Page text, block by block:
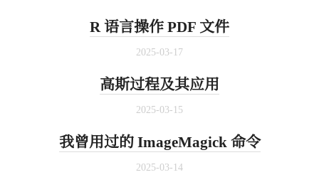
R 语言操作 PDF 文件
2025-03-17
高斯过程及其应用
2025-03-15
我曾用过的 ImageMagick 命令
2025-03-14